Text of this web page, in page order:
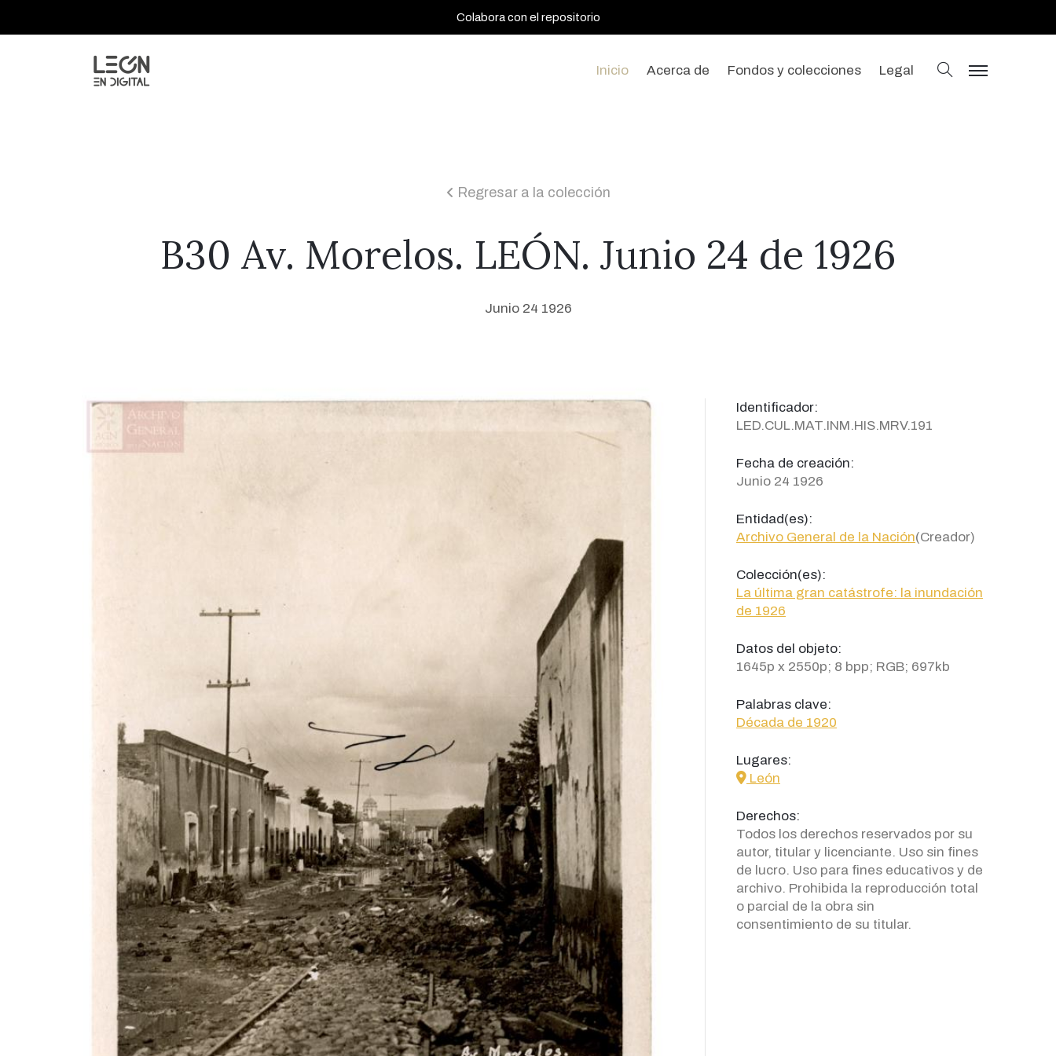
Colabora con el repositorio
Inicio Acerca de Fondos y colecciones Legal buscar
menu
icon
Regresar a la colección
B30 Av. Morelos. LEÓN. Junio 24 de 1926
Junio 24 1926
Identificador:
LED.CUL.MAT.INM.HIS.MRV.191
Fecha de creación:
Junio 24 1926
Entidad(es):
Archivo General de la Nación(Creador)
Colección(es):
La última gran catástrofe: la inundación
de 1926
Datos del objeto:
1645p x 2550p; 8 bpp; RGB; 697kb
Palabras clave:
Década de 1920
Lugares:
icon
León
Derechos:
Todos los derechos reservados por su
autor, titular y licenciante. Uso sin fines
de lucro. Uso para fines educativos y de
archivo. Prohibida la reproducción total
o parcial de la obra sin
consentimiento de su titular.